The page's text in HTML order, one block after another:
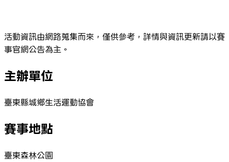
活動資訊由網路蒐集而來，僅供參考，詳情與資訊更新請以賽
事官網公告為主。
主辦單位
臺東縣城鄉生活運動協會
賽事地點
臺東森林公園